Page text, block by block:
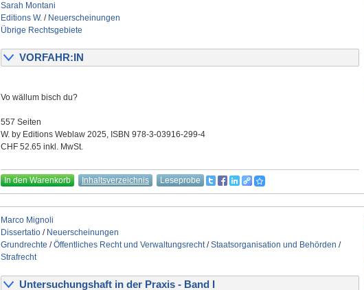
Sarah Montani
Editions W. / Neuerscheinungen
Übrige Rechtsgebiete
VORFAHR:IN
Vo wällum bisch du?
557 Seiten
W. by Editions Weblaw 2025, ISBN 978-3-03916-299-4
CHF 52.65 inkl. MwSt.
In den Warenkorb Inhaltsverzeichnis Leseprobe
Marco Mignoli
Dissertatio / Neuerscheinungen
Grundrechte /Öffentliches Recht und Verwaltungsrecht/Staatsorganisation und Behörden /
Strafrecht
Untersuchungshaft in der Praxis - Band I